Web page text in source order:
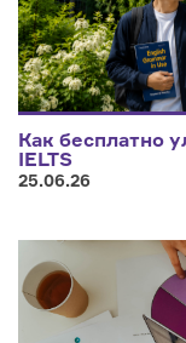
Как бесплатно
IELTS
25.06.26